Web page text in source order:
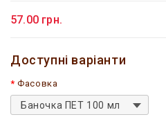
57.00 грн.
Доступні варіанти
Фасовка
Баночка ПЕТ 100 мл